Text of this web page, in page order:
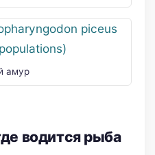
амур
водится рыба